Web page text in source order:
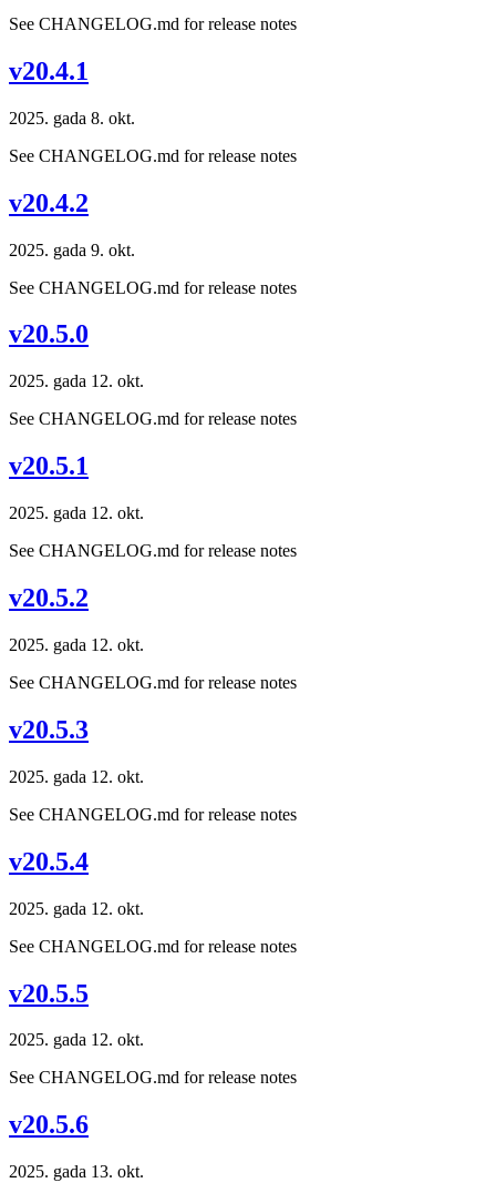
See CHANGELOG.md for release notes
v20.4.1
2025. gada 8. okt.
See CHANGELOG.md for release notes
v20.4.2
2025. gada 9. okt.
See CHANGELOG.md for release notes
v20.5.0
2025. gada 12. okt.
See CHANGELOG.md for release notes
v20.5.1
2025. gada 12. okt.
See CHANGELOG.md for release notes
v20.5.2
2025. gada 12. okt.
See CHANGELOG.md for release notes
v20.5.3
2025. gada 12. okt.
See CHANGELOG.md for release notes
v20.5.4
2025. gada 12. okt.
See CHANGELOG.md for release notes
v20.5.5
2025. gada 12. okt.
See CHANGELOG.md for release notes
v20.5.6
2025. gada 13. okt.